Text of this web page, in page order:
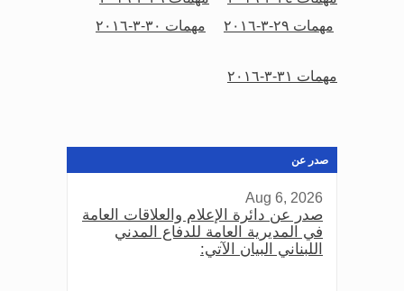
مهمات ٢٩-٣-٢٠١٦
مهمات ٣٠-٣-٢٠١٦
مهمات ٣١-٣-٢٠١٦
صدر عن
Aug 6, 2026
صدر عن دائرة الإعلام والعلاقات العامة
في المديرية العامة للدفاع المدني
اللبناني البيان الآتي: